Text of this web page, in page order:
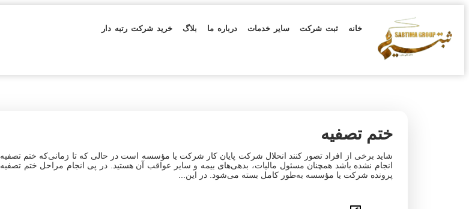
خانه ثبت شرکت سایر خدمات درباره ما بلاگ خرید شرکت رتبه دار
ختم تصفیه
شاید برخی از افراد تصور کنند انحلال شرکت پایان کار شرکت یا مؤسسه است در حالی‌ که تا زمانی‌که ختم تصفیه
انجام ‌نشده باشد همچنان مسئول مالیات، بدهی‌های بیمه و سایر عواقب آن هستید. در پی انجام مراحل ختم تصفیه
پرونده شرکت یا مؤسسه به‌طور کامل بسته می‌شود. در این‌...